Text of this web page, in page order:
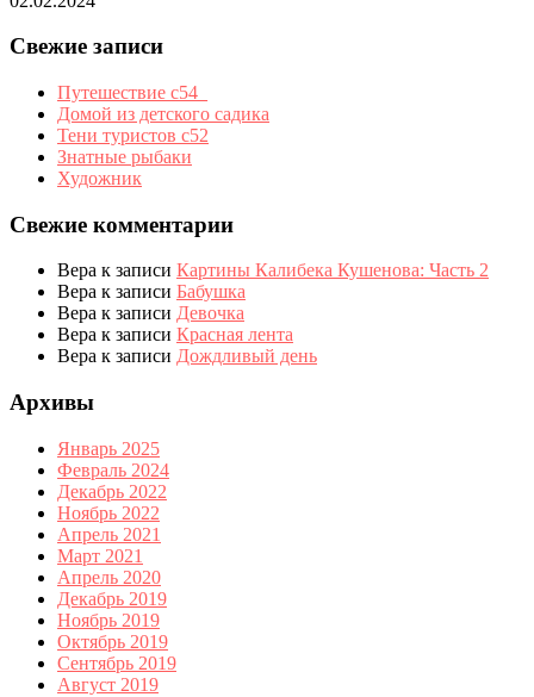
Свежие записи
Путешествие с54_
Домой из детского садика
Тени туристов с52
Знатные рыбаки
Художник
Свежие комментарии
Вера к записи Картины Калибека Кушенова: Часть 2
Вера к записи Бабушка
Вера к записи Девочка
Вера к записи Красная лента
Вера к записи Дождливый день
Архивы
Январь 2025
Февраль 2024
Декабрь 2022
Ноябрь 2022
Апрель 2021
Март 2021
Апрель 2020
Декабрь 2019
Ноябрь 2019
Октябрь 2019
Сентябрь 2019
Август 2019